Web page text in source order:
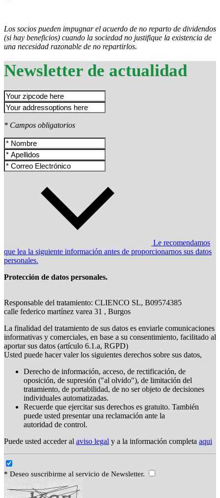
Los socios pueden impugnar el acuerdo de no reparto de dividendos
(si hay beneficios) cuando la sociedad no justifique la existencia de
una necesidad razonable de no repartirlos.
Newsletter de actualidad
* Campos obligatorios
Le recomendamos
que lea la siguiente información antes de proporcionarnos sus datos
personales.
Protección de datos personales.
Responsable del tratamiento: CLIENCO SL, B09574385
calle federico martínez varea 31 , Burgos
La finalidad del tratamiento de sus datos es enviarle comunicaciones
informativas y comerciales, en base a su consentimiento, facilitado al
aportar sus datos (artículo 6.1.a, RGPD)
Usted puede hacer valer los siguientes derechos sobre sus datos,
Derecho de información, acceso, de rectificación, de
oposición, de supresión ("al olvido"), de limitación del
tratamiento, de portabilidad, de no ser objeto de decisiones
individuales automatizadas.
Recuerde que ejercitar sus derechos es gratuito. También
puede usted presentar una reclamación ante la
autoridad de control.
Puede usted acceder al aviso legal y a la información completa aqui
* Deseo suscribirme al servicio de Newsletter.